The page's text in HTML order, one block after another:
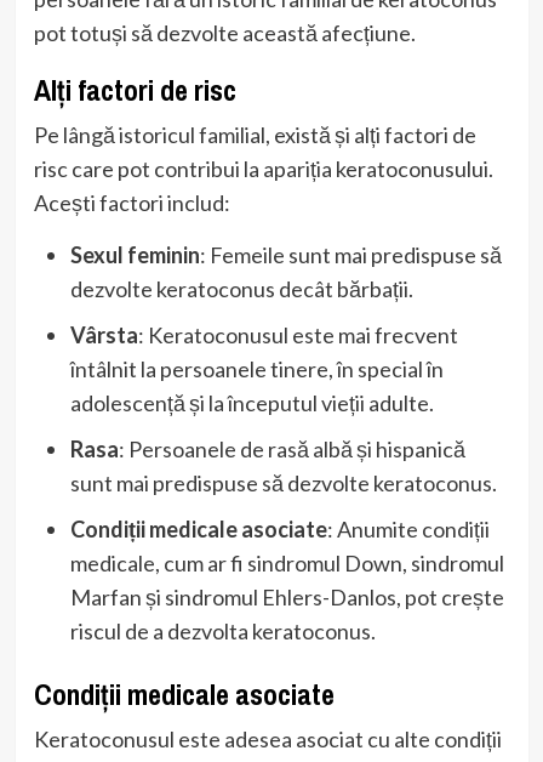
pot totuși să dezvolte această afecțiune.
Alți factori de risc
Pe lângă istoricul familial, există și alți factori de
risc care pot contribui la apariția keratoconusului.
Acești factori includ:
Sexul feminin: Femeile sunt mai predispuse să
dezvolte keratoconus decât bărbații.
Vârsta: Keratoconusul este mai frecvent
întâlnit la persoanele tinere, în special în
adolescență și la începutul vieții adulte.
Rasa: Persoanele de rasă albă și hispanică
sunt mai predispuse să dezvolte keratoconus.
Condiții medicale asociate: Anumite condiții
medicale, cum ar fi sindromul Down, sindromul
Marfan și sindromul Ehlers-Danlos, pot crește
riscul de a dezvolta keratoconus.
Condiții medicale asociate
Keratoconusul este adesea asociat cu alte condiții